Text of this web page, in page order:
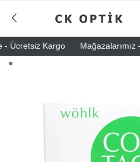
Kargo Mağazalarımız